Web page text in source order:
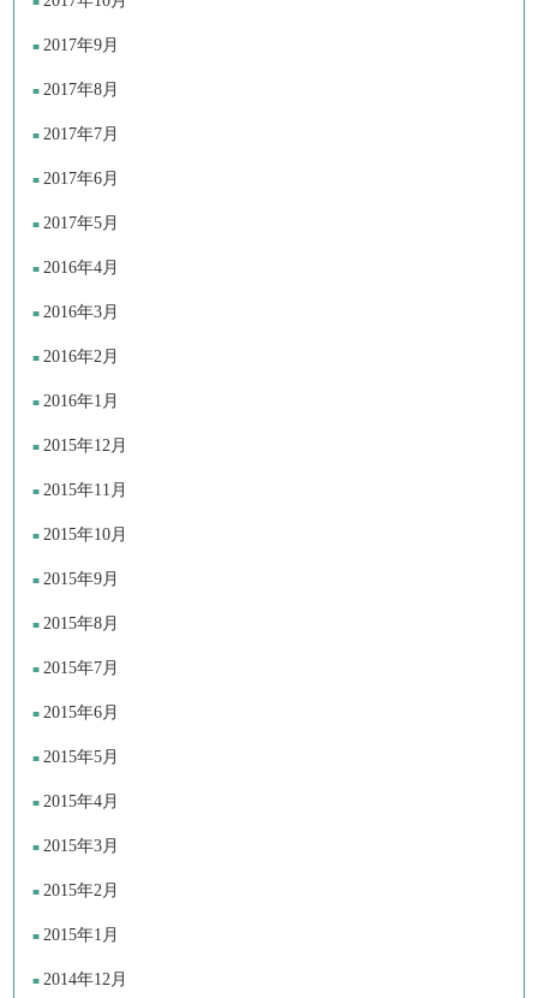
2017年9月
2017年8月
2017年7月
2017年6月
2017年5月
2016年4月
2016年3月
2016年2月
2016年1月
2015年12月
2015年11月
2015年10月
2015年9月
2015年8月
2015年7月
2015年6月
2015年5月
2015年4月
2015年3月
2015年2月
2015年1月
2014年12月